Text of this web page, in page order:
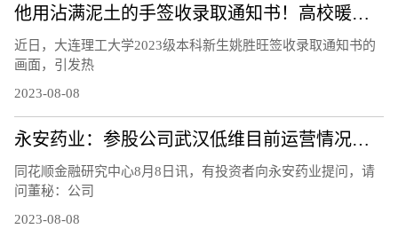
他用沾满泥土的手签收录取通知书！高校暖心回应
近日，大连理工大学2023级本科新生姚胜旺签收录取通知书的
画面，引发热
2023-08-08
永安药业：参股公司武汉低维目前运营情况正常，研制的石墨烯材料等相关产品正处于市场推广阶段
同花顺金融研究中心8月8日讯，有投资者向永安药业提问，请
问董秘：公司
2023-08-08